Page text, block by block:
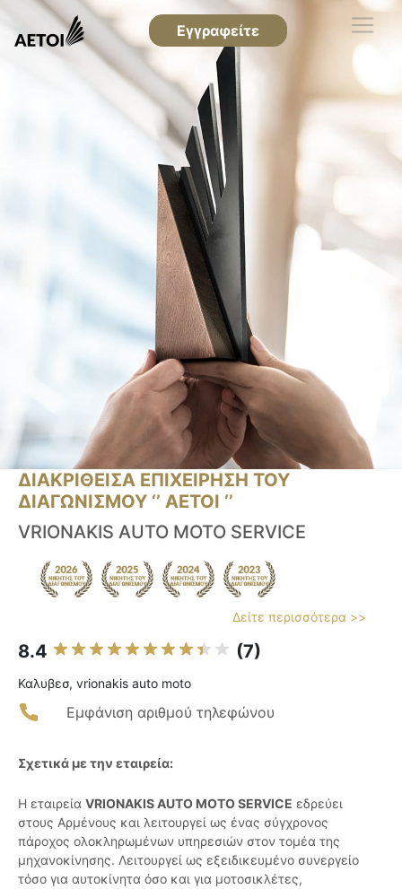
Εγγραφείτε
ΔΙΑΚΡΙΘΕΙΣΑ ΕΠΙΧΕΙΡΗΣΗ ΤΟΥ
ΔΙΑΓΩΝΙΣΜΟΥ ‘’ ΑΕΤΟΙ ‘’
VRIONAKIS AUTO MOTO SERVICE
Δείτε περισσότερα >>
8.4 (7)
Καλυβεσ, vrionakis auto moto
Εμφάνιση αριθμού τηλεφώνου
Σχετικά με την εταιρεία:
Η εταιρεία VRIONAKIS AUTO MOTO SERVICE εδρεύει
στους Αρμένους και λειτουργεί ως ένας σύγχρονος
πάροχος ολοκληρωμένων υπηρεσιών στον τομέα της
μηχανοκίνησης. Λειτουργεί ως εξειδικευμένο συνεργείο
τόσο για αυτοκίνητα όσο και για μοτοσικλέτες,